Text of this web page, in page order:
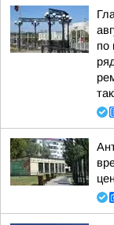
по